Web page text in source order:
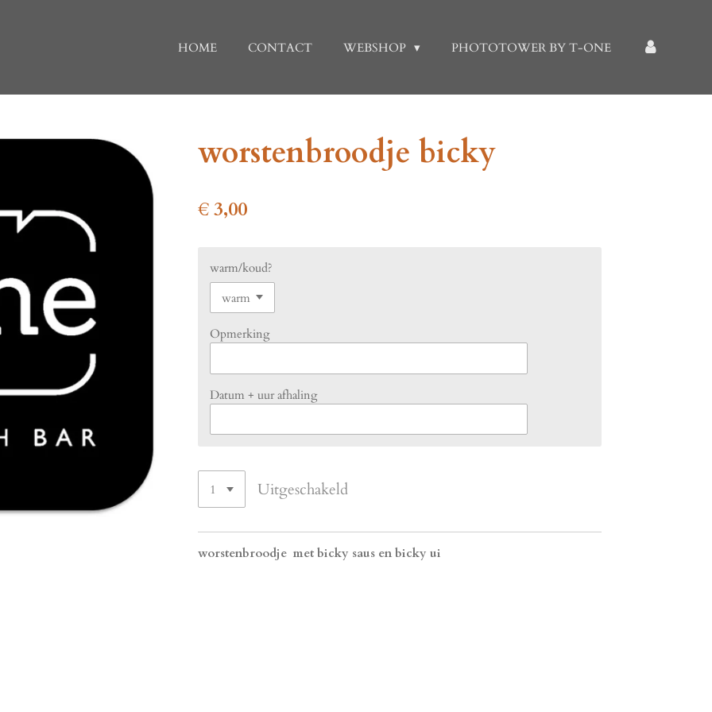
HOME CONTACT WEBSHOP PHOTOTOWER BY T-ONE
worstenbroodje bicky
€ 3,00
warm/koud?
Opmerking
Datum + uur afhaling
Uitgeschakeld
worstenbroodje met bicky saus en bicky ui